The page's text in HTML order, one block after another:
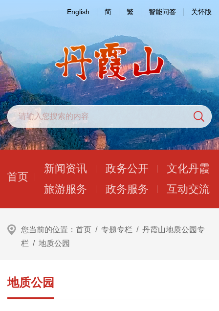
English 简 繁 智能问答 关怀版
首页
新闻资讯 政务公开
文化丹霞
旅游服务
政务服务 互动交流
您当前的位置： 首页 / 专题专栏 / 丹霞山地质公园专
栏 / 地质公园
地质公园